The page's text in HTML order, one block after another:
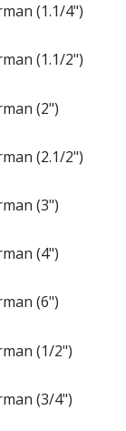
(1.1/4")
(1.1/2")
(2")
(2.1/2")
(3")
(4")
(6")
(1/2")
(3/4")